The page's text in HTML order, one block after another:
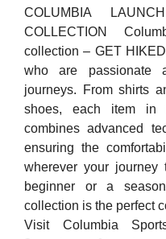
COLUMBIA
COLLECTION
collection – GET
who are passionate
journeys. From shirts
shoes, each item in
combines advanced
ensuring the
wherever your journey
beginner or a
collection is the perfect
Visit Columbia